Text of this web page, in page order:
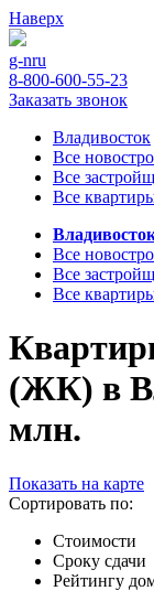
Наверх
g-nru
8-800-600-55-23
Заказать звонок
Владивосток
Все
Все
Все
Все
Все
Все
(ЖК) в
млн.
Показать на карте
Сортировать по:
Стоимости
Сроку сдачи
Рейтингу